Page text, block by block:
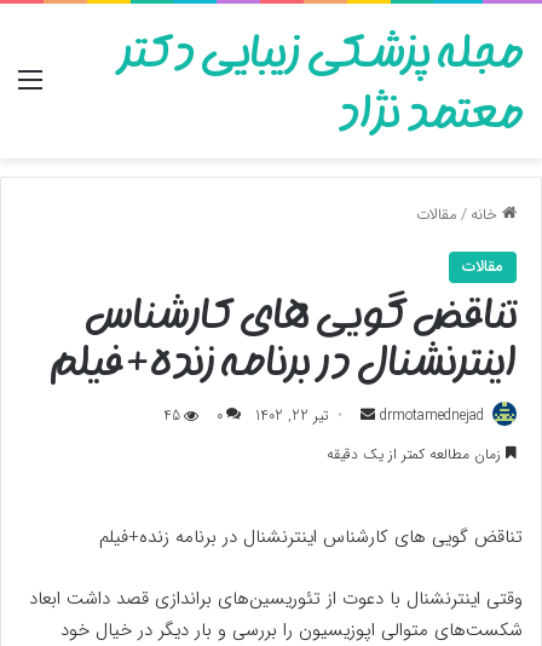
مجله پزشکی زیبایی دکتر
معتمد نژاد
خانه/مقالات
مقالات
تناقض گویی های کارشناس
اینترنشنال در برنامه زنده+فیلم
drmotamednejad
ارسال تیر 22, 1402 0
45
زمان مطالعه کمتر از یک دقیقه
تناقض گویی های کارشناس اینترنشنال در برنامه زنده+فیلم
وقتی اینترنشنال با دعوت از تئوریسین‌های براندازی قصد داشت ابعاد
شکست‌های متوالی اپوزیسیون را بررسی و بار دیگر در خیال خود